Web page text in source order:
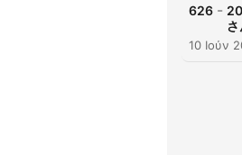
626 -
10 Ιούν